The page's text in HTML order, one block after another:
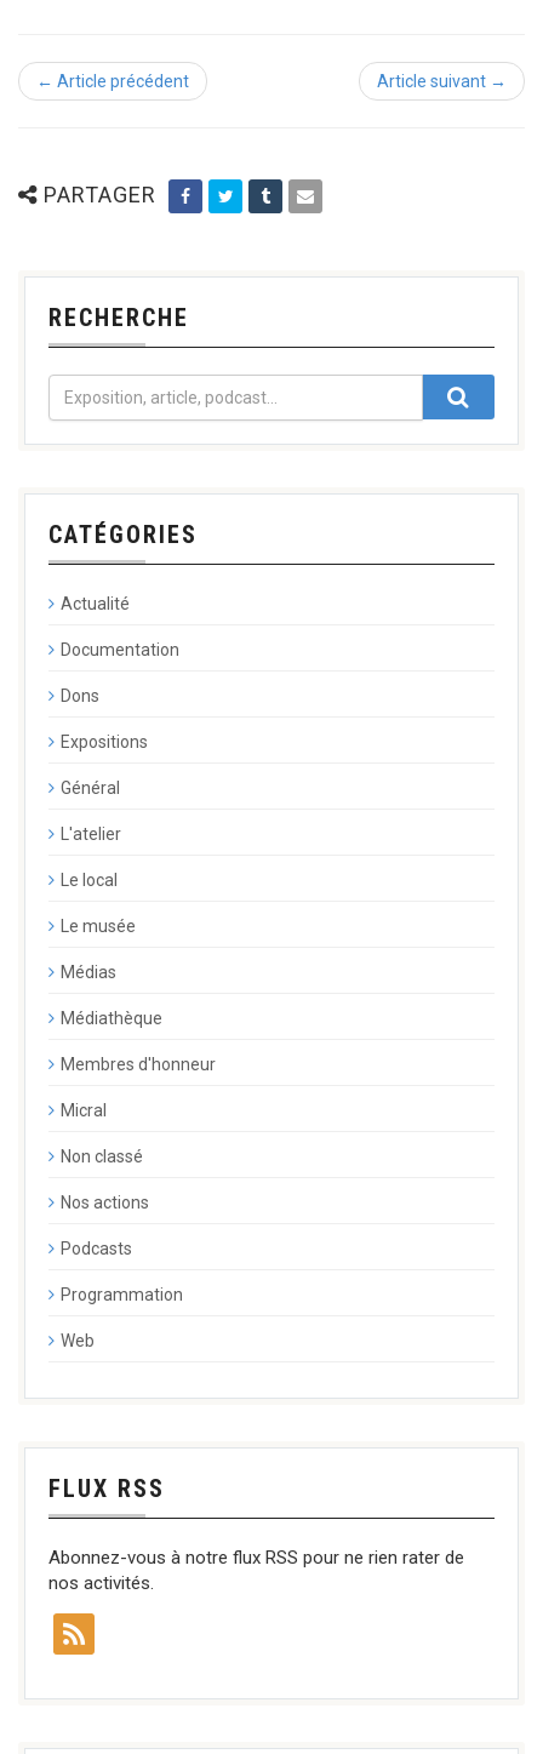
← Article précédent Article suivant →
PARTAGER
RECHERCHE
CATÉGORIES
Actualité
Documentation
Dons
Expositions
Général
L'atelier
Le local
Le musée
Médias
Médiathèque
Membres d'honneur
Micral
Non classé
Nos actions
Podcasts
Programmation
Web
FLUX RSS
Abonnez-vous à notre flux RSS pour ne rien rater de
nos activités.